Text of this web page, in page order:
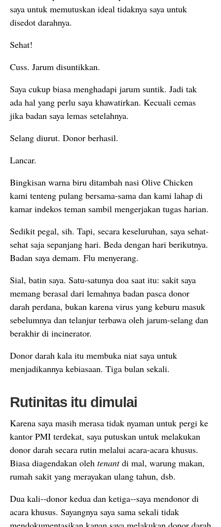
saya untuk memutuskan ideal tidaknya saya untuk
disedot darahnya.
Sehat!
Cuss. Jarum disuntikkan.
Saya cukup biasa menghadapi jarum suntik. Jadi tak
ada hal yang perlu saya khawatirkan. Kecuali cemas
jika badan saya lemas setelahnya.
Selang diurut. Donor berhasil.
Lancar.
Bingkisan warna biru ditambah nasi Olive Chicken
kami tenteng pulang bersama-sama dan kami lahap di
kamar indekos teman sambil mengerjakan tugas harian.
Sedikit pegal, sih. Tapi, secara keseluruhan, saya sehat-
sehat saja sepanjang hari. Beda dengan hari berikutnya.
Badan saya demam. Flu menyerang.
Sial, batin saya. Satu-satunya doa saat itu: sakit saya
memang berasal dari lemahnya badan pasca donor
darah perdana, bukan karena virus yang keburu masuk
sebelumnya dan telanjur terbawa oleh jarum-selang dan
berakhir di incinerator.
Donor darah kala itu membuka niat saya untuk
menjadikannya kebiasaan. Tiga bulan sekali.
Rutinitas itu dimulai
Karena saya masih merasa tidak nyaman untuk pergi ke
kantor PMI terdekat, saya putuskan untuk melakukan
donor darah secara rutin melalui acara-acara khusus.
Biasa diagendakan oleh tenantdi mal, warung makan,
rumah sakit yang merayakan ulang tahun, dsb.
Dua kali--donor kedua dan ketiga--saya mendonor di
acara khusus. Sayangnya saya sama sekali tidak